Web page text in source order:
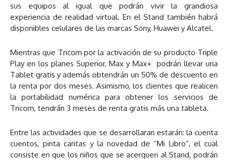
sus equipos al igual que podrán vivir la grandiosa
experiencia de realidad virtual. En el Stand también habrá
disponibles celulares de las marcas Sony, Huawei y Alcatel.
Mientras que Tricom por la activación de su producto Triple
Play en los planes Superior, Max y Max+ podrán llevar una
Tablet gratis y además obtendrán un 50% de descuento en
la renta por dos meses. Asimismo, los clientes que realicen
la portabilidad numérica para obtener los servicios de
Tricom, tendrán 3 meses de renta gratis más una tableta.
Entre las actividades que se desarrollaran estarán: la cuenta
cuentos, pinta caritas y la novedad de “Mi Libro”, el cual
consiste en que los niños que se acerquen al Stand, podrán